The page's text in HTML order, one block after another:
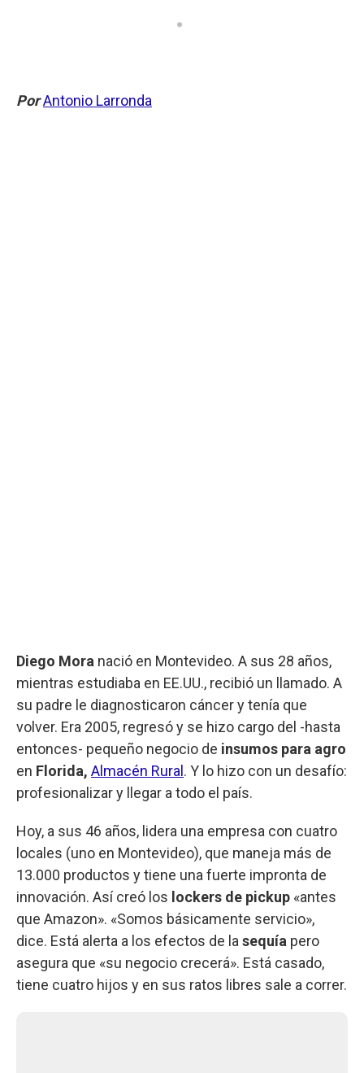
PorAntonio Larronda
Diego Mora nació en Montevideo. A sus 28 años,
mientras estudiaba en EE.UU., recibió un llamado. A
su padre le diagnosticaron cáncer y tenía que
volver. Era 2005, regresó y se hizo cargo del -hasta
entonces- pequeño negocio de insumos para agro
en Florida, Almacén Rural . Y lo hizo con un desafío:
profesionalizar y llegar a todo el país.
Hoy, a sus 46 años, lidera una empresa con cuatro
locales (uno en Montevideo), que maneja más de
13.000 productos y tiene una fuerte impronta de
innovación. Así creó los lockers de pickup «antes
que Amazon». «Somos básicamente servicio»,
dice. Está alerta a los efectos de la sequía pero
asegura que «su negocio crecerá». Está casado,
tiene cuatro hijos y en sus ratos libres sale a correr.